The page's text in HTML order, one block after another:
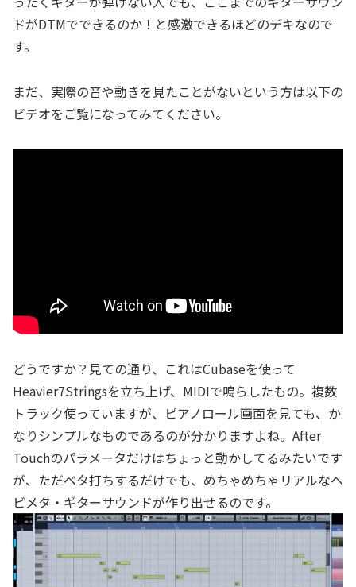
ドがDTMでできるのか！と感激できるほどのデキなので
す。
まだ、実際の音や動きを見たことがないという方は以下の
ビデオをご覧になってみてください。
どうですか？見ての通り、これはCubaseを使って
Heavier7Stringsを立ち上げ、MIDIで鳴らしたもの。複数
トラック使っていますが、ピアノロール画面を見ても、か
なりシンプルなものであるのが分かりますよね。After
Touchのパラメータだけはちょっと動かしてるみたいです
が、ただベタ打ちするだけでも、めちゃめちゃリアルなヘ
ビメタ・ギターサウンドが作り出せるのです。